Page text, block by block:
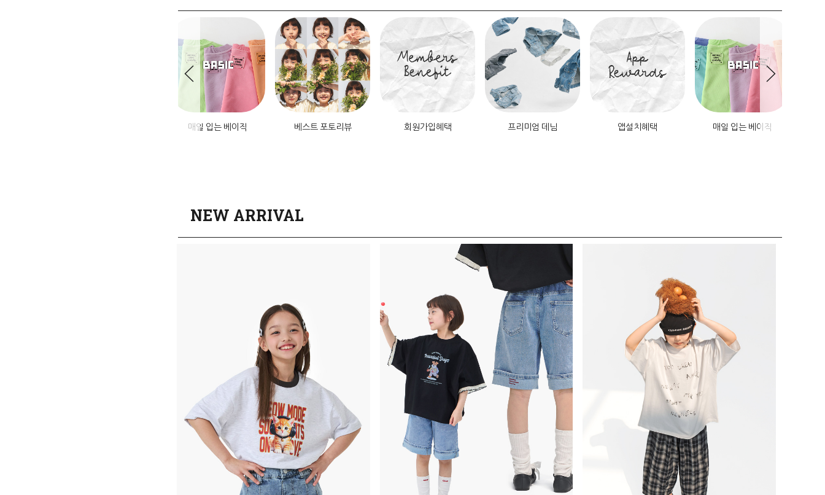
매일 입는 베이직 베스트 포토리뷰 회원가입혜택 프리미엄 데님 앱설치혜택 매일 입는 베이직
NEW ARRIVAL